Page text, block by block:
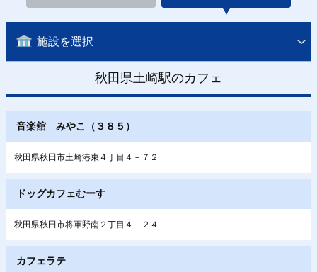
施設を選択
秋田県土崎駅のカフェ
音楽舘 みやこ（３８５）
秋田県秋田市土崎港東４丁目４－７２
ドッグカフェむーす
秋田県秋田市将軍野南２丁目４－２４
カフェラテ